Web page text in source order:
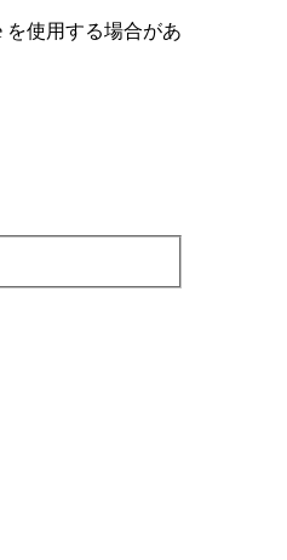
使⽤する場合があ